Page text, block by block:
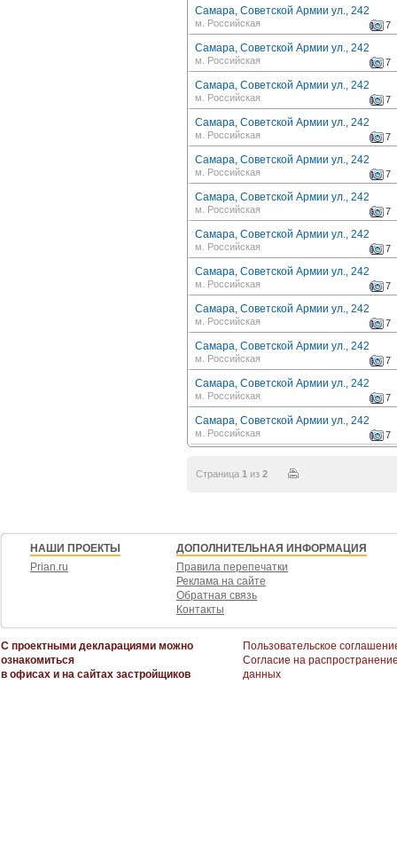
Самара, Советской Армии ул., 242
7
м. Российская
Самара, Советской Армии ул., 242
7
м. Российская
Самара, Советской Армии ул., 242
7
м. Российская
Самара, Советской Армии ул., 242
7
м. Российская
Самара, Советской Армии ул., 242
7
м. Российская
Самара, Советской Армии ул., 242
7
м. Российская
Самара, Советской Армии ул., 242
7
м. Российская
Самара, Советской Армии ул., 242
7
м. Российская
Самара, Советской Армии ул., 242
7
м. Российская
Самара, Советской Армии ул., 242
7
м. Российская
Самара, Советской Армии ул., 242
7
м. Российская
Самара, Советской Армии ул., 242
7
м. Российская
Страница 1 из 2
НАШИ ПРОЕКТЫ
Prian.ru
ДОПОЛНИТЕЛЬНАЯ ИНФОРМАЦИЯ
Правила перепечатки
Реклама на сайте
Обратная связь
Контакты
С проектными декларациями можно
ознакомиться
в офисах и на сайтах застройщиков
Пользовательское
Согласие на
данных